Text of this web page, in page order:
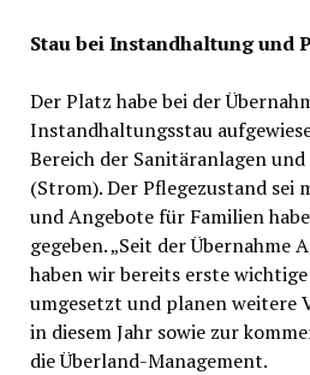
Stau bei Instandhaltung und
Der Platz habe bei der
Instandhaltungsstau
Bereich der Sanitäranlagen
(Strom). Der Pflegezustand sei
und Angebote für Familien
gegeben. „Seit der Übernahme
haben wir bereits erste
umgesetzt und planen weitere
in diesem Jahr sowie zur
die Überland-Management.